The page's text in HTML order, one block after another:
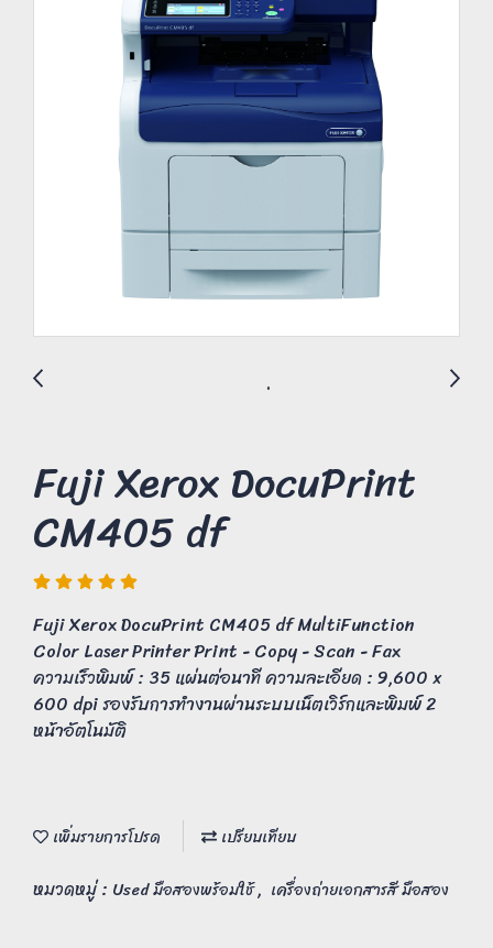
Fuji Xerox DocuPrint
CM405 df
Fuji Xerox DocuPrint CM405 df MultiFunction
Color Laser Printer Print - Copy - Scan - Fax
ความเร็วพิมพ์ : 35 แผ่นต่อนาที ความละเอียด : 9,600 x
600 dpi รองรับการทำงานผ่านระบบเน็ตเวิร์กและพิมพ์ 2
หน้าอัตโนมัติ
เพิ่มรายการโปรด เปรียบเทียบ
หมวดหมู่ : Used มือสองพร้อมใช้, เครื่องถ่ายเอกสารสี มือสอง